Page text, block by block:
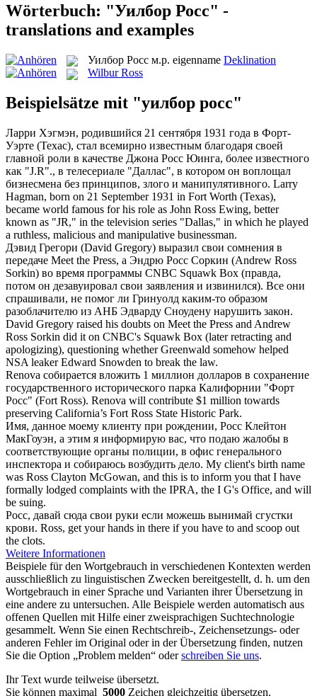
Wörterbuch: "Уилбор Росс" -
translations and examples
Уилбор Росс м.р. eigenname Deklination
Wilbur Ross
Beispielsätze mit "уилбор росс"
Ларри Хэгмэн, родившийся 21 сентября 1931 года в Форт-
Уэрте (Техас), стал всемирно известным благодаря своей
главной роли в качестве Джона Росс Юинга, более известного
как "J.R"., в телесериале "Даллас", в котором он воплощал
бизнесмена без принципов, злого и манипулятивного. Larry
Hagman, born on 21 September 1931 in Fort Worth (Texas),
became world famous for his role as John Ross Ewing, better
known as "JR," in the television series "Dallas," in which he played
a ruthless, malicious and manipulative businessman.
Дэвид Грегори (David Gregory) выразил свои сомнения в
передаче Meet the Press, а Эндрю Росс Соркин (Andrew Ross
Sorkin) во время программы CNBC Squawk Box (правда,
потом он дезавуировал свои заявления и извинился). Все они
спрашивали, не помог ли Гринуолд каким-то образом
разоблачителю из АНБ Эдварду Сноудену нарушить закон.
David Gregory raised his doubts on Meet the Press and Andrew
Ross Sorkin did it on CNBC's Squawk Box (later retracting and
apologizing), questioning whether Greenwald somehow helped
NSA leaker Edward Snowden to break the law.
Renova собирается вложить 1 миллион долларов в сохранение
государственного исторического парка Калифорнии "Форт
Росс" (Fort Ross). Renova will contribute $1 million towards
preserving California’s Fort Ross State Historic Park.
Имя, данное моему клиенту при рождении, Росс Клейтон
МакГоуэн, а этим я информирую вас, что подаю жалобы в
соответствующие органы полиции, в офис генерального
инспектора и собираюсь возбудить дело. My client's birth name
was Ross Clayton McGowan, and this is to inform you that I have
formally lodged complaints with the IPRA, the I G's Office, and will
be suing.
Росс, давай сюда свои руки если можешь вынимай сгустки
крови. Ross, get your hands in there if you have to and scoop out
the clots.
Weitere Informationen
Beispiele für den Wortgebrauch in verschiedenen Kontexten werden
ausschließlich zu linguistischen Zwecken bereitgestellt, d. h. um den
Wortgebrauch in einer Sprache und Varianten ihrer Übersetzung in
eine andere zu untersuchen. Alle Beispiele werden automatisch aus
offenen Quellen mit Hilfe einer zweisprachigen Suchtechnologie
gesammelt. Wenn Sie einen Rechtschreib-, Zeichensetzungs- oder
anderen Fehler im Original oder in der Übersetzung finden, nutzen
Sie die Option „Problem melden“ oderschreiben Sie uns.
Ihr Text wurde teilweise übersetzt.
Sie können maximal 5000 Zeichen gleichzeitig übersetzen.